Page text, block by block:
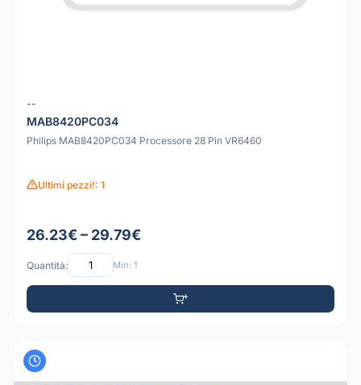
--
MAB8420PC034
Philips MAB8420PC034 Processore 28 Pin VR6460
Ultimi pezzi!: 1
26.23€ – 29.79€
Quantità: Min: 1